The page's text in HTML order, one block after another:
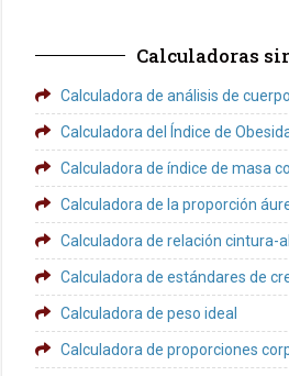
Calculadoras
Calculadora de análisis de
Calculadora del Índice de
Calculadora de índice de masa
Calculadora de la proporción
Calculadora de relación cintura-
Calculadora de estándares de
Calculadora de peso ideal
Calculadora de proporciones